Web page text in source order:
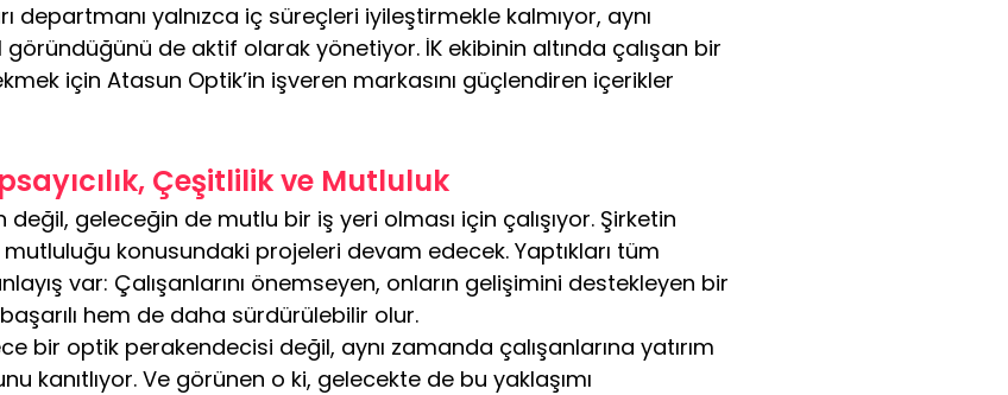
departmanı yalnızca iç süreçleri iyileştirmekle kalmıyor, aynı
göründüğünü de aktif olarak yönetiyor. İK ekibinin altında çalışan bir
için Atasun Optik’in işveren markasını güçlendiren içerikler
Çeşitlilik ve Mutluluk
geleceğin de mutlu bir iş yeri olması için çalışıyor. Şirketin
mutluluğu konusundaki projeleri devam edecek. Yaptıkları tüm
var: Çalışanlarını önemseyen, onların gelişimini destekleyen bir
hem de daha sürdürülebilir olur.
bir optik perakendecisi değil, aynı zamanda çalışanlarına yatırım
kanıtlıyor. Ve görünen o ki, gelecekte de bu yaklaşımı